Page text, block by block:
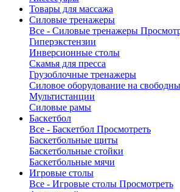
Товары для массажа
Силовые тренажеры
Все - Силовые тренажеры
Гиперэкстензии
Инверсионные столы
Скамья для пресса
Грузоблочные тренажеры
Силовое оборудование на
Мультистанции
Силовые рамы
Баскетбол
Все - Баскетбол Просмотреть
Баскетбольные щиты
Баскетбольные стойки
Баскетбольные мячи
Игровые столы
Все - Игровые столы Просмотреть